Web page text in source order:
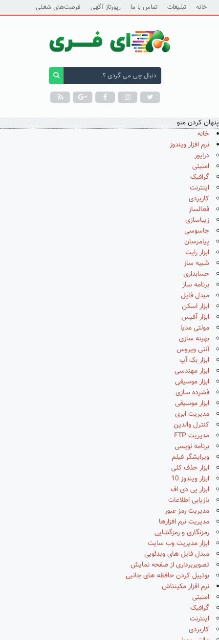
خانه تبلیغات تماس با ما رپورتاژ آگهی فرصت‌های شغلی
پنهان کردن منو
خانه
نرم افزار ویندوز
درایور
امنیتی
گرافیک
اینترنت
کاربردی
فعالساز
زیباسازی
جاسوسی
پیامرسان
ابزار رایت
شبیه ساز
حسابداری
برنامه ساز
مبدل فایل
ابزار اسکن
ابزار آفیس
مولتی مدیا
بهینه سازی
آنتی ویروس
ابزار بک آپ
ابزار مهندسی
ابزار موسیقی
فشرده سازی
ابزار موسیقی
مدیریت ابری
کنترل والدین
مدیریت FTP
برنامه نویسی
ویرایشگر فیلم
ابزار حذف کلی
ابزار ویندوز 10
ابزار پی دی اف
بازیابی اطلاعات
مدیریت رمز عبور
مدیریت نرم افزارها
رمزنگاری و رمزگشایی
ابزار مدیریت وب سایت
مبدل فایل های ویدئویی
تصویربرداری از صفحه نمایش
بوتیبل کردن حافظه های جانبی
نرم افزار مکینتاش
امنیتی
گرافیک
اینترنت
کاربردی